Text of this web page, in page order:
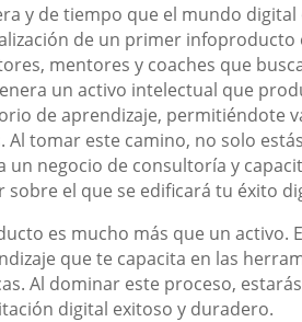
y de tiempo que el mundo
de un primer
mentores y coaches que
un activo intelectual que
de aprendizaje, permitiéndote
Al tomar este camino, no solo
un negocio de consultoría y
sobre el que se edificará tu éxito
es mucho más que un activo.
que te capacita en las
Al dominar este proceso,
digital exitoso y duradero.